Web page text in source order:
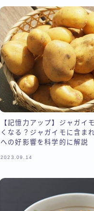
【記憶力アップ】ジャガイ
くなる？ジャガイモに含ま
への好影響を科学的に解説
2023.09.14